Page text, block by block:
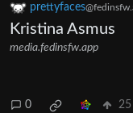
prettyfaces
Kristina Asmus
media.fedinsfw.app
0 25